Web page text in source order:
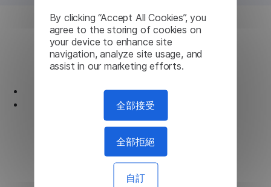
By clicking “Accept All Cookies”, you
agree to the storing of cookies on
your device to enhance site
navigation, analyze site usage, and
assist in our marketing efforts.
全部接受
全部拒絕
自訂
翻譯各種文件格式
轉換 .pdf、.docx、.rtf 等文檔
處理最大 500MB 的大型 PDF 文件
下載適用於 MacOS 的版本
下載 Windows 版